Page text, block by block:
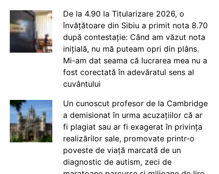
De la 4.90 la Titularizare 2026, o
învățătoare din Sibiu a primit nota 8.70
după contestație: Când am văzut nota
inițială, nu mă puteam opri din plâns.
Mi-am dat seama că lucrarea mea nu a
fost corectată în adevăratul sens al
cuvântului
Un cunoscut profesor de la Cambridge
a demisionat în urma acuzațiilor că ar
fi plagiat sau ar fi exagerat în privința
realizărilor sale, promovate printr-o
poveste de viață marcată de un
diagnostic de autism, zeci de